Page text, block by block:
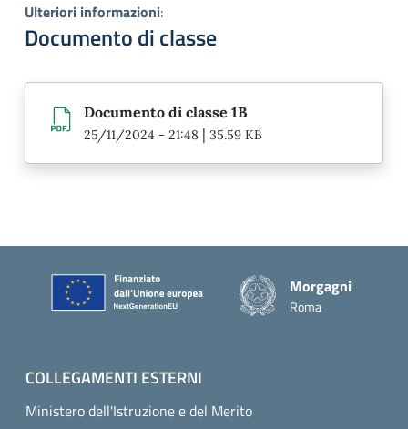
Ulteriori informazioni:
Documento di classe
Documento di classe 1B
25/11/2024 - 21:48 | 35.59 KB
Piè di pagina
Morgagni
Roma
COLLEGAMENTI ESTERNI
Ministero dell'Istruzione e del Merito